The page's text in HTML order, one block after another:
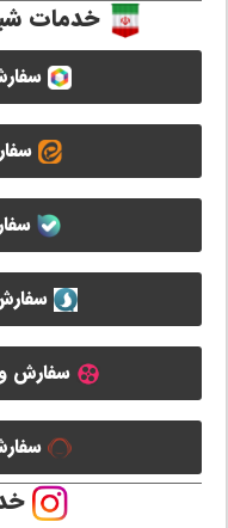
خدمات
سفارش